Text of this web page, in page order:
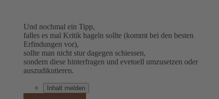
Und nochmal ein Tipp,
falles es mal Kritik hageln sollte (kommt bei den besten
Erfindungen vor),
sollte man nicht stur dagegen schiessen,
sondern diese hinterfragen und evetuell umzusetzen oder
auszudikutieren.
Inhalt melden